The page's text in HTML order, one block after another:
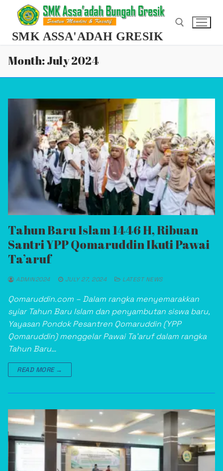
content
SMK ASSA'ADAH GRESIK
Search for:
Month:July 2024
Tahun Baru Islam 1446 H, Ribuan
Santri YPP Qomaruddin Ikuti Pawai
Ta’aruf
ADMIN2024 JULY 27, 2024 LATEST NEWS
Qomaruddin.com – Dalam rangka menyemarakkan
syiar Tahun Baru Islam dan penyambutan siswa baru,
Yayasan Pondok Pesantren Qomaruddin (YPP
Qomaruddin) menggelar Pawai Ta’aruf dalam rangka
Tahun Baru…
READ MORE →